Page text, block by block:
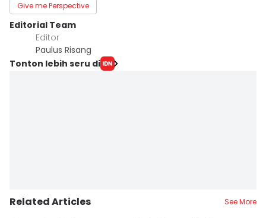
Give me Perspective
Editorial Team
Editor
Paulus Risang
Tonton lebih seru di
Related Articles See More